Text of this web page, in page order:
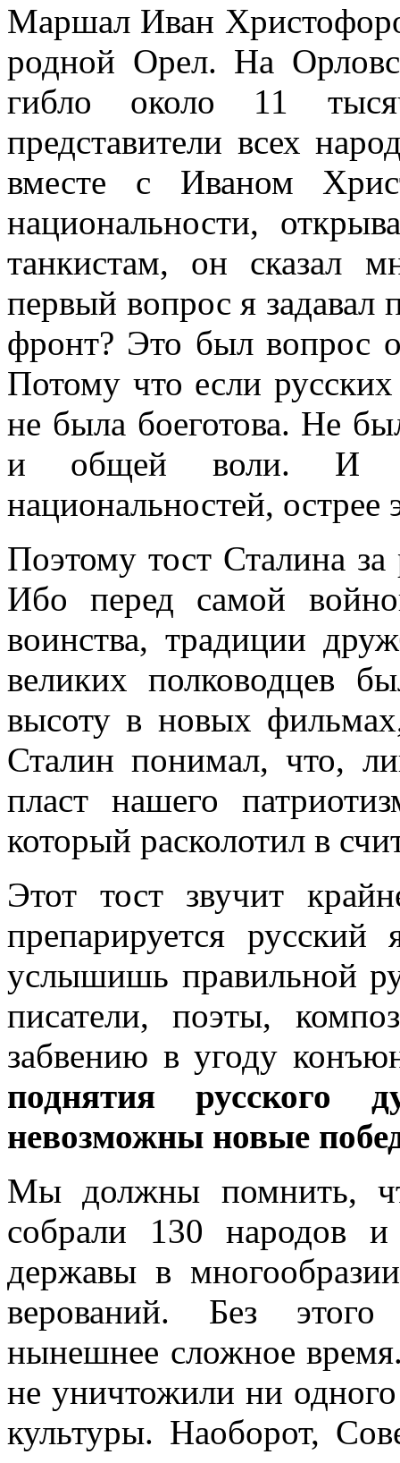
Маршал Иван
родной Орел. На
гибло около 11
представители всех
вместе с Иваном
национальности,
танкистам, он сказал
первый вопрос я
фронт? Это был вопрос
Потому что если
не была боеготова. Не
и общей воли. И
национальностей, острее
Поэтому тост Сталина
Ибо перед самой
воинства, традиции
великих полководцев
высоту в новых
Сталин понимал, что,
пласт нашего
который расколотил в
Этот тост звучит
препарируется
услышишь правильной
писатели, поэты,
забвению в угоду
поднятия русского
невозможны новые
Мы должны помнить,
собрали 130 народов
державы в
верований. Без
нынешнее сложное
не уничтожили ни
культуры. Наоборот,